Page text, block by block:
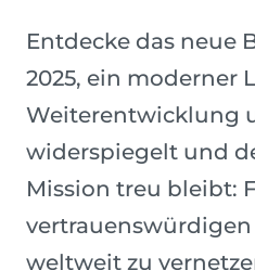
Entdecke das neue
2025, ein moderner
Weiterentwicklung
widerspiegelt und
Mission treu bleibt:
weltweit zu